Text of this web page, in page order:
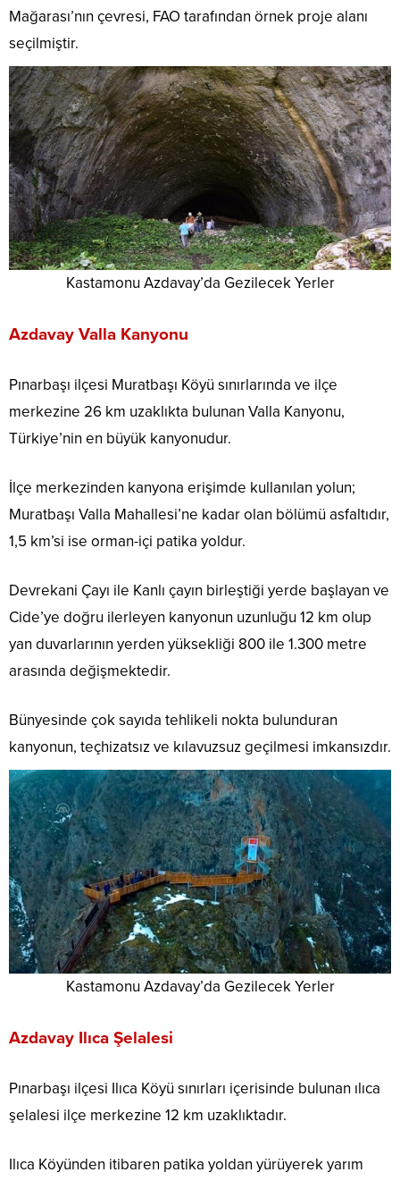
Mağarası’nın çevresi, FAO tarafından örnek proje alanı
seçilmiştir.
Kastamonu Azdavay’da Gezilecek Yerler
Azdavay Valla Kanyonu
Pınarbaşı ilçesi Muratbaşı Köyü sınırlarında ve ilçe
merkezine 26 km uzaklıkta bulunan Valla Kanyonu,
Türkiye’nin en büyük kanyonudur.
İlçe merkezinden kanyona erişimde kullanılan yolun;
Muratbaşı Valla Mahallesi’ne kadar olan bölümü asfaltıdır,
1,5 km’si ise orman-içi patika yoldur.
Devrekani Çayı ile Kanlı çayın birleştiği yerde başlayan ve
Cide’ye doğru ilerleyen kanyonun uzunluğu 12 km olup
yan duvarlarının yerden yüksekliği 800 ile 1.300 metre
arasında değişmektedir.
Bünyesinde çok sayıda tehlikeli nokta bulunduran
kanyonun, teçhizatsız ve kılavuzsuz geçilmesi imkansızdır.
Kastamonu Azdavay’da Gezilecek Yerler
Azdavay Ilıca Şelalesi
Pınarbaşı ilçesi Ilıca Köyü sınırları içerisinde bulunan ılıca
şelalesi ilçe merkezine 12 km uzaklıktadır.
Ilıca Köyünden itibaren patika yoldan yürüyerek yarım